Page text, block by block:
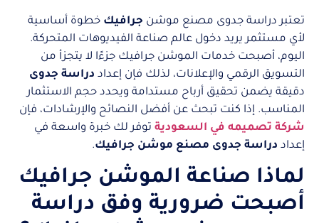
تعتبر دراسة جدوى مصنع موشن جرافيك خطوة أساسية
لأي مستثمر يريد دخول عالم صناعة الفيديوهات المتحركة.
اليوم، أصبحت خدمات الموشن جرافيك جزءًا لا يتجزأ من
التسويق الرقمي والإعلانات، لذلك فإن إعداد دراسة جدوى
دقيقة يضمن تحقيق أرباح مستدامة ويحدد حجم الاستثمار
المناسب. إذا كنت تبحث عن أفضل النصائح والإرشادات، فإن
شركة تصميمه في السعودية توفر لك خبرة واسعة في
إعداد دراسة جدوى مصنع موشن جرافيك.
لماذا صناعة الموشن جرافيك
أصبحت ضرورية وفق دراسة